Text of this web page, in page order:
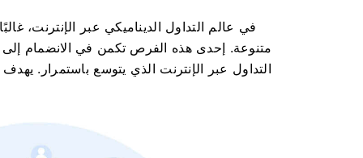
في عالم التداول الديناميكي عبر الإنترنت،
التداول عبر الإنترنت الذي يتوسع باستمرار.